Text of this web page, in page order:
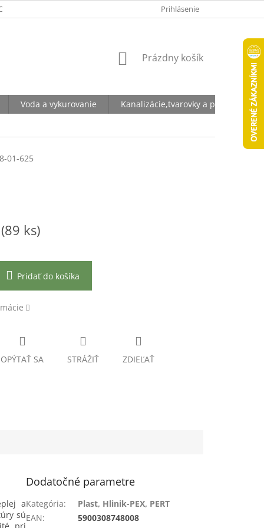
PODMIENKY OCHRANA OSOBNÝCH ÚDAJOV
Prihlásenie
NÁKUPNÝ
Prázdny košík
Voda a vykurovanie
Kanalizácie,tvarovky a potrubia
01-625
(89 ks)
Pridať do košíka
OPÝTAŤ SA STRÁŽIŤ ZDIEĽAŤ
a
sú
Dodatočné parametre
Kategória:
Plast, Hlinik-PEX, PERT
EAN: 5900308748008